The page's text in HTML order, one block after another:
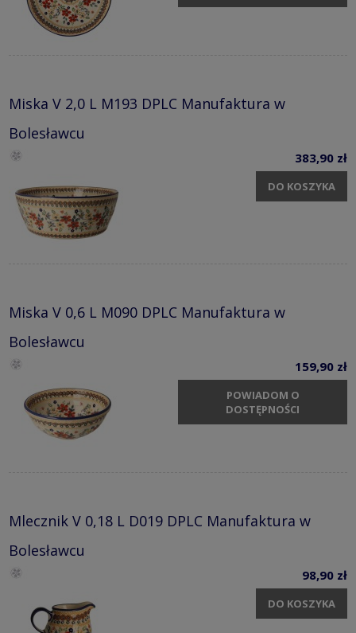
Miska V 2,0 L M193 DPLC Manufaktura w
Bolesławcu
383,90 zł
DO KOSZYKA
Miska V 0,6 L M090 DPLC Manufaktura w
Bolesławcu
159,90 zł
POWIADOM O
DOSTĘPNOŚCI
Mlecznik V 0,18 L D019 DPLC Manufaktura w
Bolesławcu
98,90 zł
DO KOSZYKA